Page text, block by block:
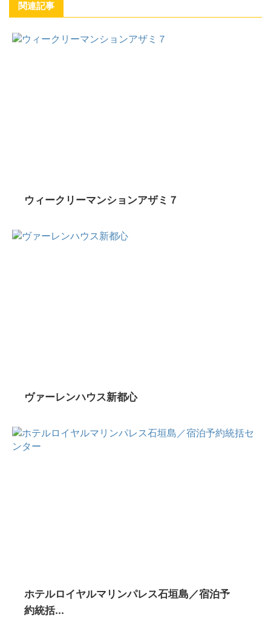
関連記事
ウィークリーマンションアザミ７
ヴァーレンハウス新都心
ホテルロイヤルマリンパレス石垣島／宿泊予
約統括...